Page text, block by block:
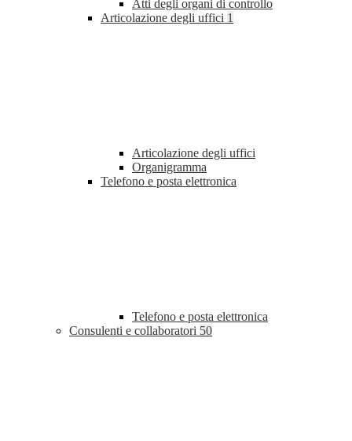
Atti degli organi di controllo
Articolazione degli uffici 1
Articolazione degli uffici
Organigramma
Telefono e posta elettronica
Telefono e posta elettronica
Consulenti e collaboratori 50